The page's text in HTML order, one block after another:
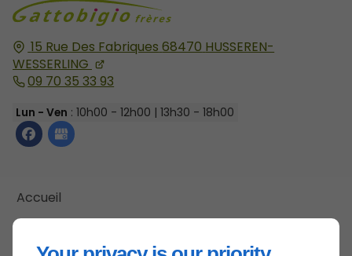
15 Rue Des Fabriques 68470 HUSSEREN-
WESSERLING
09 70 35 33 93
Lun - Ven : 10h00 - 12h00 | 13h30 - 18h00
Accueil
Contactez-nous
Mentions légales